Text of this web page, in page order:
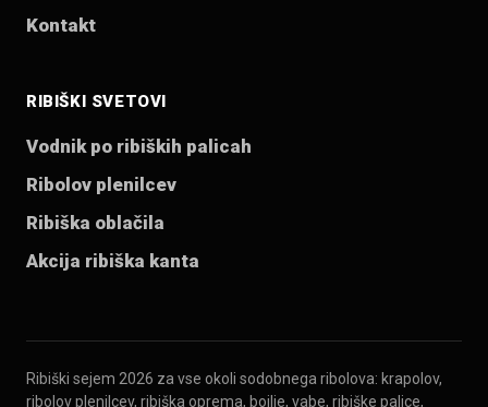
Kontakt
RIBIŠKI SVETOVI
Vodnik po ribiških palicah
Ribolov plenilcev
Ribiška oblačila
Akcija ribiška kanta
Ribiški sejem 2026 za vse okoli sodobnega ribolova: krapolov,
ribolov plenilcev, ribiška oprema, boilie, vabe, ribiške palice,